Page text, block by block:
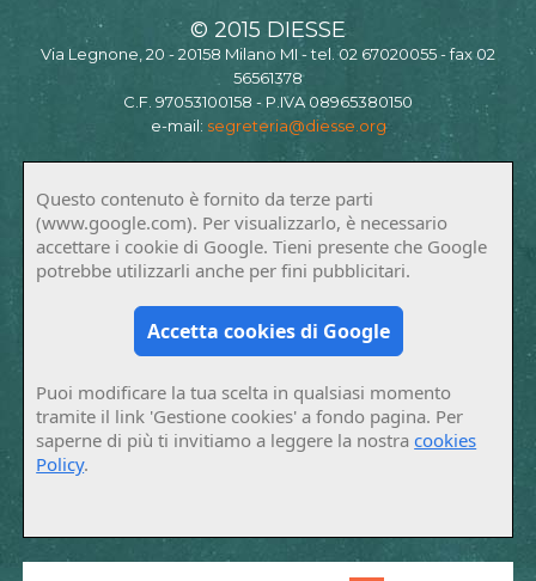
© 2015 DIESSE
Via Legnone, 20 - 20158 Milano MI - tel. 02 67020055 - fax 02
56561378
C.F. 97053100158 - P.IVA 08965380150
e-mail: segreteria@diesse.org
Questo contenuto è fornito da terze parti
(www.google.com). Per visualizzarlo, è necessario
accettare i cookie di Google. Tieni presente che Google
potrebbe utilizzarli anche per fini pubblicitari.
Accetta cookies di Google
Puoi modificare la tua scelta in qualsiasi momento
tramite il link 'Gestione cookies' a fondo pagina. Per
saperne di più ti invitiamo a leggere la nostracookies
Policy.